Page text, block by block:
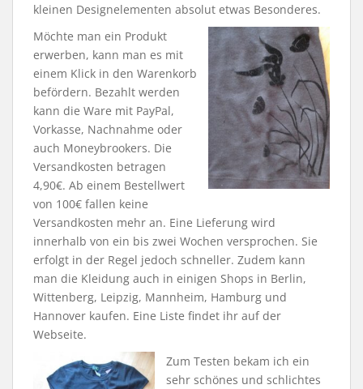
kleinen Designelementen absolut etwas Besonderes.
Möchte man ein Produkt
erwerben, kann man es mit
einem Klick in den Warenkorb
befördern. Bezahlt werden
kann die Ware mit PayPal,
Vorkasse, Nachnahme oder
auch Moneybrookers. Die
Versandkosten betragen
4,90€. Ab einem Bestellwert
von 100€ fallen keine
Versandkosten mehr an. Eine Lieferung wird
innerhalb von ein bis zwei Wochen versprochen. Sie
erfolgt in der Regel jedoch schneller. Zudem kann
man die Kleidung auch in einigen Shops in Berlin,
Wittenberg, Leipzig, Mannheim, Hamburg und
Hannover kaufen. Eine Liste findet ihr auf der
Webseite.
Zum Testen bekam ich ein
sehr schönes und schlichtes